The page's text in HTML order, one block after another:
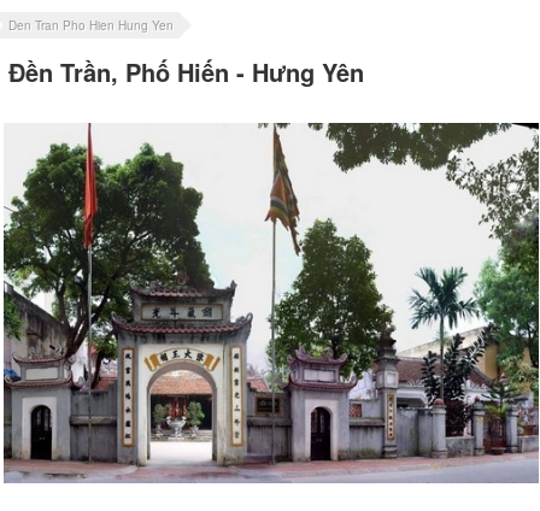
Den Tran Pho Hien Hung Yen
Đền Trần, Phố Hiến - Hưng Yên